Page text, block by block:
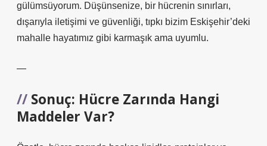
gülümsüyorum. Düşünsenize, bir hücrenin sınırları,
dışarıyla iletişimi ve güvenliği, tıpkı bizim Eskişehir’deki
mahalle hayatımız gibi karmaşık ama uyumlu.
—
Sonuç: Hücre Zarında Hangi
Maddeler Var?